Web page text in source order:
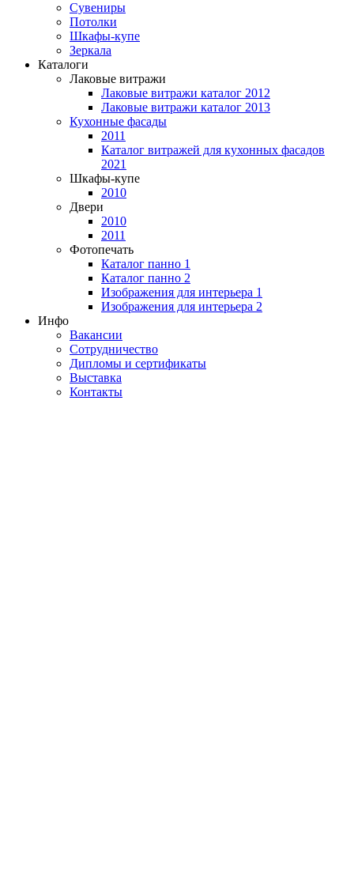
Сувениры
Потолки
Шкафы-купе
Зеркала
Каталоги
Лаковые витражи
Лаковые витражи каталог 2012
Лаковые витражи каталог 2013
Кухонные фасады
2011
Каталог витражей для кухонных фасадов
2021
Шкафы-купе
2010
Двери
2010
2011
Фотопечать
Каталог панно 1
Каталог панно 2
Изображения для интерьера 1
Изображения для интерьера 2
Инфо
Вакансии
Сотрудничество
Дипломы и сертификаты
Выставка
Контакты